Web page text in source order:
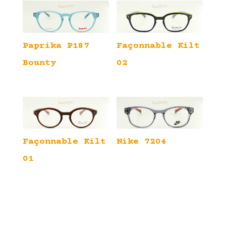
Paprika P187
Bounty
Façonnable Kilt
02
Façonnable Kilt
01
Nike 7204